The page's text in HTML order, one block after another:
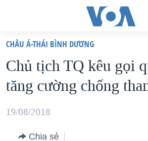
truy
cập
Tới
dung
chính
VIỆT NAM
HOA KỲ
BIỂN ĐÔNG
CHÂU Á-THÁI BÌNH DƯƠNG
Chủ tịch TQ kêu gọi
tăng cường chống
19/08/2018
Chia sẻ